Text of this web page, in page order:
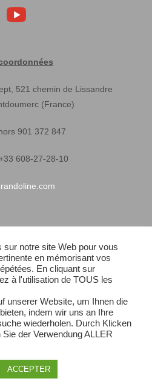
521 chemin de Lissandre
(France)
901 372 847
608-27-28-10
matériel
de vente
rapide
du site
sur notre site Web pour vous
en mémorisant vos
En cliquant sur
à l'utilisation de TOUS les
unserer Website, um Ihnen die
indem wir uns an Ihre
wiederholen. Durch Klicken
der Verwendung ALLER
ACCEPTER